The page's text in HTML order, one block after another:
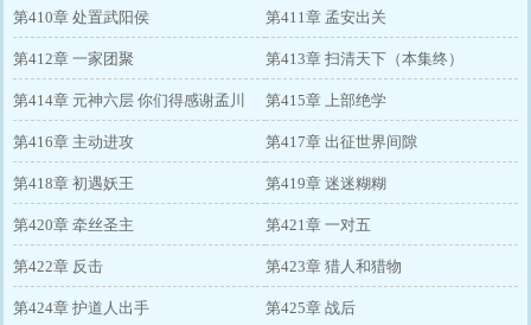
第410章 处置武阳侯 第411章 孟安出关
第412章 一家团聚 第413章 扫清天下（本集终）
第414章 元神六层 你们得感谢孟川 第415章 上部绝学
第416章 主动进攻 第417章 出征世界间隙
第418章 初遇妖王 第419章 迷迷糊糊
第420章 牵丝圣主 第421章 一对五
第422章 反击 第423章 猎人和猎物
第424章 护道人出手 第425章 战后